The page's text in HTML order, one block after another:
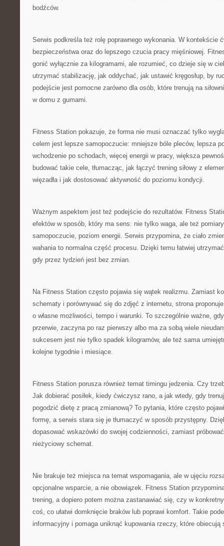
bodźców.
Serwis podkreśla też rolę poprawnego wykonania. W kontekście
bezpieczeństwa oraz do lepszego czucia pracy mięśniowej.
gonić wyłącznie za kilogramami, ale rozumieć, co dzieje się w
utrzymać stabilizację, jak oddychać, jak ustawić kręgosłup, by
podejście jest pomocne zarówno dla osób, które trenują na
w domu z gumami.
Fitness Station pokazuje, że forma nie musi oznaczać tylko
celem jest lepsze samopoczucie: mniejsze bóle pleców, lepsza
wchodzenie po schodach, więcej energii w pracy, większa
budować takie cele, tłumacząc, jak łączyć trening siłowy z
więzadła i jak dostosować aktywność do poziomu kondycji.
Ważnym aspektem jest też podejście do rezultatów. Fitness
efektów w sposób, który ma sens: nie tylko waga, ale też
samopoczucie, poziom energii. Serwis przypomina, że ciało
wahania to normalna część procesu. Dzięki temu łatwiej
gdy przez tydzień jest bez zmian.
Na Fitness Station często pojawia się wątek realizmu. Zamiast
schematy i porównywać się do zdjęć z internetu, strona
o własne możliwości, tempo i warunki. To szczególnie ważne,
przerwie, zaczyna po raz pierwszy albo ma za sobą wiele
sukcesem jest nie tylko spadek kilogramów, ale też sama
kolejne tygodnie i miesiące.
Fitness Station porusza również temat timingu jedzenia. Czy
Jak dobierać posiłek, kiedy ćwiczysz rano, a jak wtedy, gdy
pogodzić dietę z pracą zmianową? To pytania, które często
formę, a serwis stara się je tłumaczyć w sposób przystępny.
dopasować wskazówki do swojej codzienności, zamiast
nieżyciowy schemat.
Nie brakuje też miejsca na temat wspomagania, ale w ujęciu
opcjonalne wsparcie, a nie obowiązek. Fitness Station
trening, a dopiero potem można zastanawiać się, czy w
coś, co ułatwi domknięcie braków lub poprawi komfort. Takie
informacyjny i pomaga uniknąć kupowania rzeczy, które obiecują